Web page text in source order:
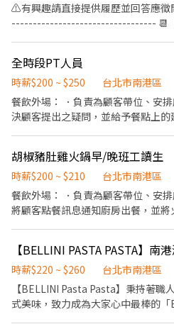
隊：免費供應美味夥伴餐、專屬夥
集團旗下所有餐廳用餐享 8 折員工價。 * 📝 你的工作日常（簡
手、氣氛滿分！） * 第一時間滿足
悉菜單，推薦你最愛的經典菜色。 *
託金融園區A棟2F（捷運南港軟體園區站旁） * 💌 應徵
在此填入您的聯繫方式，例如：私
連結]
⚠️有興趣請直接提供履歷並回答
---------------------------------- 📆【
------------------------- 【工作內容】
清理餐桌、安排座位、為顧客帶位 2.
供建議 3. 上水、上餐並提供有關用
和設備的清潔以及保養 🥦🥩《內場
---------------------------- ⭕️歡迎對
積極認真的在校生加入，配合各大專
與學校簽訂相關合約。 ✅2026年1-
津貼！計時人員每小時薪資額外再
總工時達100小時以上發放500元或
✅一天中能排班最少4小時、每周最
排班一次，可彈性調整。 ✅假日能排
全時段PT人員
時薪$200 ~ $250
台北市南港區
餐飲外場： ．負責為顧客帶位、安
決顧客提出之疑問，並給予餐點上
場： ．處理烹飪前準備工作與其他
削、切各種食材。 ．負責清理工作環
餐點所需要的食材。 ．協助測量食
打包外帶服務。
胡椒豬肚雞火鍋早/晚班工讀生
時薪$200 ~ $210
台北市南港區
餐飲外場： ．負責為顧客帶位、安
將顧客點餐訊息通知廚房出餐，並
剝、削、切各種食材。 ．負責清理
測量食材的容量與重量。
時薪$220 ~ $260
台北市南港區
【BELLINI Pasta Pasta】秉持著職
式美味，致力成為大家心中最棒的「